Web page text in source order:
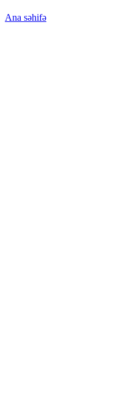
Ana səhifə